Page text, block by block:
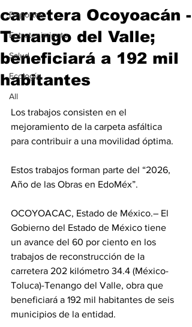
Deportes
Entretenimiento
Salud
Ecología
All
carretera Ocoyoacán -
Tenango del Valle;
beneficiará a 192 mil
habitantes
Los trabajos consisten en el
mejoramiento de la carpeta asfáltica
para contribuir a una movilidad óptima.
Estos trabajos forman parte del “2026,
Año de las Obras en EdoMéx”.
OCOYOACAC, Estado de México.– El
Gobierno del Estado de México tiene
un avance del 60 por ciento en los
trabajos de reconstrucción de la
carretera 202 kilómetro 34.4 (México-
Toluca)-Tenango del Valle, obra que
beneficiará a 192 mil habitantes de seis
municipios de la entidad.